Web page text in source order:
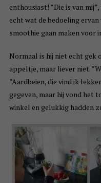
enthousiast! ”Die is van
echt wat de bedoeling ervan
smoothie gaan maken voor
Normaal is hij niet echt gek
appeltje, maar liever niet.
”Aardbeien, die vind ik
gegeven, maar hij vond het
winkel en gelukkig hadden